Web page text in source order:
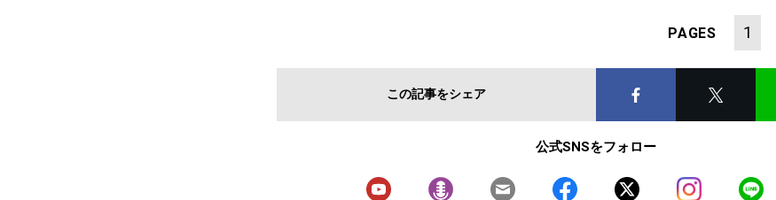
PAGES 1
この記事をシェア
公式SNSをフォロー